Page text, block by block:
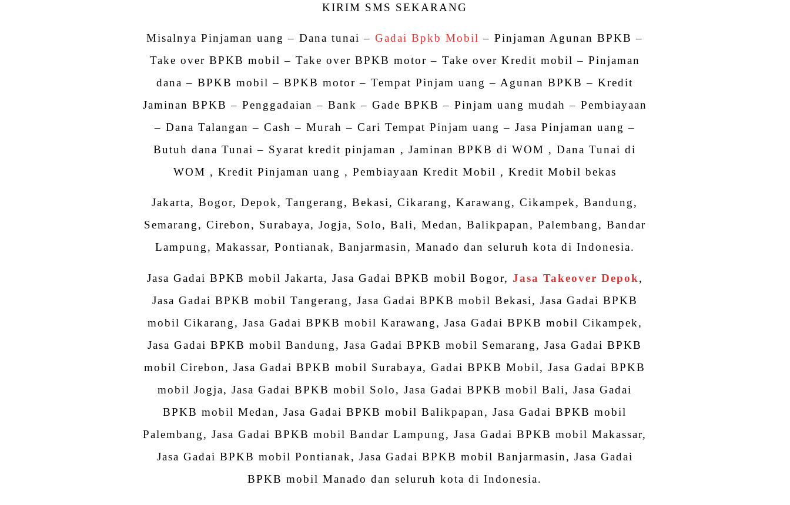
KIRIM SMS SEKARANG
Misalnya Pinjaman uang – Dana tunai –Gadai Bpkb Mobil – Pinjaman Agunan BPKB –
Take over BPKB mobil – Take over BPKB motor – Take over Kredit mobil – Pinjaman
dana – BPKB mobil – BPKB motor – Tempat Pinjam uang – Agunan BPKB – Kredit
Jaminan BPKB – Penggadaian – Bank – Gade BPKB – Pinjam uang mudah – Pembiayaan
– Dana Talangan – Cash – Murah – Cari Tempat Pinjam uang – Jasa Pinjaman uang –
Butuh dana Tunai – Syarat kredit pinjaman , Jaminan BPKB di WOM , Dana Tunai di
WOM , Kredit Pinjaman uang , Pembiayaan Kredit Mobil , Kredit Mobil bekas
Jakarta, Bogor, Depok, Tangerang, Bekasi, Cikarang, Karawang, Cikampek, Bandung,
Semarang, Cirebon, Surabaya, Jogja, Solo, Bali, Medan, Balikpapan, Palembang, Bandar
Lampung, Makassar, Pontianak, Banjarmasin, Manado dan seluruh kota di Indonesia.
Jasa Gadai BPKB mobil Jakarta, Jasa Gadai BPKB mobil Bogor, Jasa Takeover Depok,
Jasa Gadai BPKB mobil Tangerang, Jasa Gadai BPKB mobil Bekasi, Jasa Gadai BPKB
mobil Cikarang, Jasa Gadai BPKB mobil Karawang, Jasa Gadai BPKB mobil Cikampek,
Jasa Gadai BPKB mobil Bandung, Jasa Gadai BPKB mobil Semarang, Jasa Gadai BPKB
mobil Cirebon, Jasa Gadai BPKB mobil Surabaya, Gadai BPKB Mobil, Jasa Gadai BPKB
mobil Jogja, Jasa Gadai BPKB mobil Solo, Jasa Gadai BPKB mobil Bali, Jasa Gadai
BPKB mobil Medan, Jasa Gadai BPKB mobil Balikpapan, Jasa Gadai BPKB mobil
Palembang, Jasa Gadai BPKB mobil Bandar Lampung, Jasa Gadai BPKB mobil Makassar,
Jasa Gadai BPKB mobil Pontianak, Jasa Gadai BPKB mobil Banjarmasin, Jasa Gadai
BPKB mobil Manado dan seluruh kota di Indonesia.